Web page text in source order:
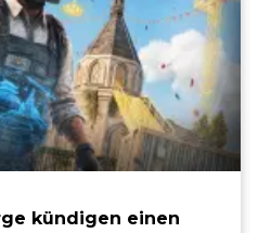
kündigen einen